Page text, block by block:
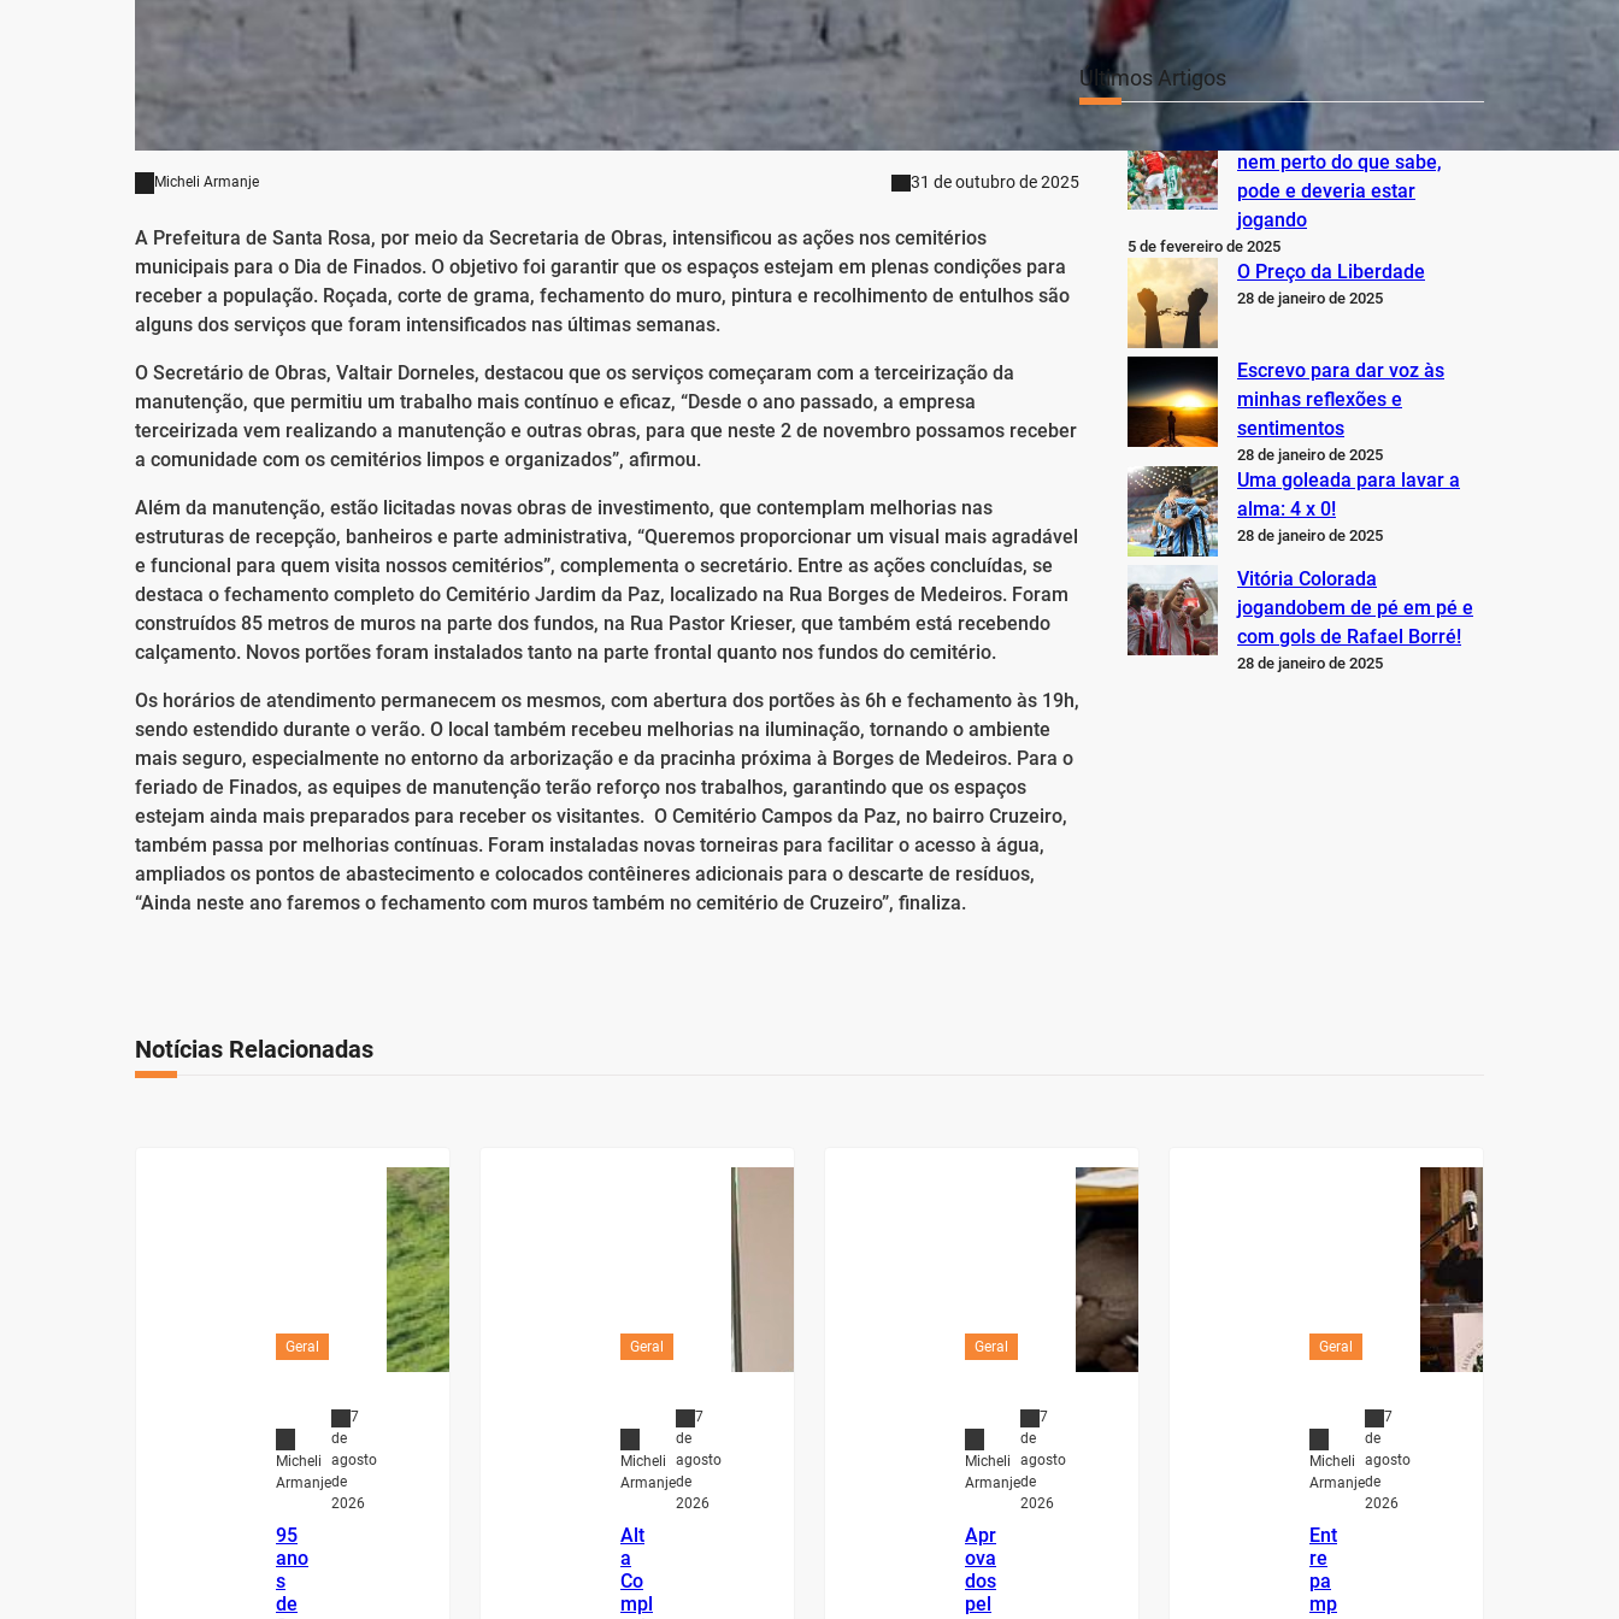
Micheli Armanje 31 de outubro de 2025
A Prefeitura de Santa Rosa, por meio da Secretaria de Obras, intensificou as ações nos cemitérios
municipais para o Dia de Finados. O objetivo foi garantir que os espaços estejam em plenas condições para
receber a população. Roçada, corte de grama, fechamento do muro, pintura e recolhimento de entulhos são
alguns dos serviços que foram intensificados nas últimas semanas.
O Secretário de Obras, Valtair Dorneles, destacou que os serviços começaram com a terceirização da
manutenção, que permitiu um trabalho mais contínuo e eficaz, “Desde o ano passado, a empresa
terceirizada vem realizando a manutenção e outras obras, para que neste 2 de novembro possamos receber
a comunidade com os cemitérios limpos e organizados”, afirmou.
Além da manutenção, estão licitadas novas obras de investimento, que contemplam melhorias nas
estruturas de recepção, banheiros e parte administrativa, “Queremos proporcionar um visual mais agradável
e funcional para quem visita nossos cemitérios”, complementa o secretário. Entre as ações concluídas, se
destaca o fechamento completo do Cemitério Jardim da Paz, localizado na Rua Borges de Medeiros. Foram
construídos 85 metros de muros na parte dos fundos, na Rua Pastor Krieser, que também está recebendo
calçamento. Novos portões foram instalados tanto na parte frontal quanto nos fundos do cemitério.
Os horários de atendimento permanecem os mesmos, com abertura dos portões às 6h e fechamento às 19h,
sendo estendido durante o verão. O local também recebeu melhorias na iluminação, tornando o ambiente
mais seguro, especialmente no entorno da arborização e da pracinha próxima à Borges de Medeiros. Para o
feriado de Finados, as equipes de manutenção terão reforço nos trabalhos, garantindo que os espaços
estejam ainda mais preparados para receber os visitantes. O Cemitério Campos da Paz, no bairro Cruzeiro,
também passa por melhorias contínuas. Foram instaladas novas torneiras para facilitar o acesso à água,
ampliados os pontos de abastecimento e colocados contêineres adicionais para o descarte de resíduos,
“Ainda neste ano faremos o fechamento com muros também no cemitério de Cruzeiro”, finaliza.
Últimos Artigos
O Inter não está jogando
nem perto do que sabe,
pode e deveria estar
jogando
5 de fevereiro de 2025
O Preço da Liberdade
28 de janeiro de 2025
Escrevo para dar voz às
minhas reflexões e
sentimentos
28 de janeiro de 2025
Uma goleada para lavar a
alma: 4 x 0!
28 de janeiro de 2025
Vitória Colorada
jogandobem de pé em pé e
com gols de Rafael Borré!
28 de janeiro de 2025
Notícias Relacionadas
Geral
Micheli
Armanje
7
de
agosto
de
2026
95
ano
s
de
Geral
Micheli
Armanje
7
de
agosto
de
2026
Alt
a
Co
mpl
Geral
Micheli
Armanje
7
de
agosto
de
2026
Apr
ova
dos
pel
Geral
Micheli
Armanje
7
de
agosto
de
2026
Ent
re
pa
mp